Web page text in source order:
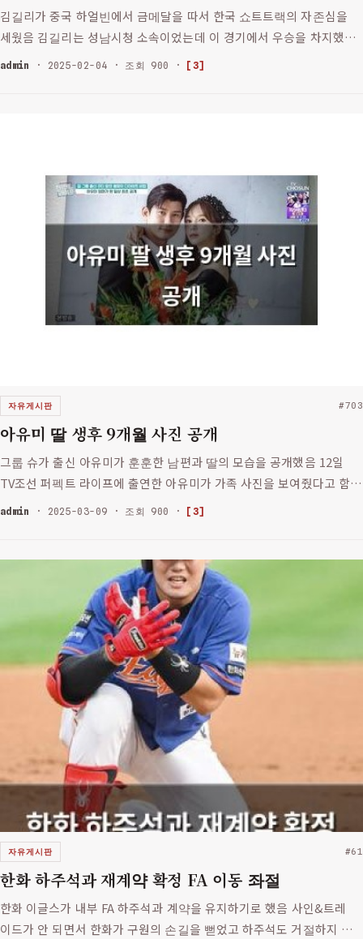
김길리가 중국 하얼빈에서 금메달을 따서 한국 쇼트트랙의 자존심을
세웠음 김길리는 성남시청 소속이었는데 이 경기에서 우승을 차지했대
이번 대회는 중국에서 열린 국제 대회였고 김길리는 그곳에서 금메달
admin · 2025-02-04 · 조회 900 · [3]
자유게시판 #703
아유미 딸 생후 9개월 사진 공개
그룹 슈가 출신 아유미가 훈훈한 남편과 딸의 모습을 공개했음 12일
TV조선 퍼펙트 라이프에 출연한 아유미가 가족 사진을 보여줬다고 함
딸은 생후 9개월이라서 아직 말도 못 하고 걷지도 못함 하지만 귀여운
admin · 2025-03-09 · 조회 900 · [3]
자유게시판 #61
한화 하주석과 재계약 확정 FA 이동 좌절
한화 이글스가 내부 FA 하주석과 계약을 유지하기로 했음 사인&트레
이드가 안 되면서 한화가 구원의 손길을 뻗었고 하주석도 거절하지 않